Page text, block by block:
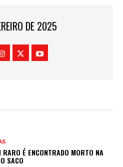
DE 2025
RARO É ENCONTRADO MORTO NA
SACO